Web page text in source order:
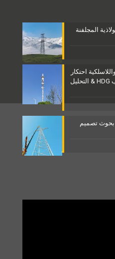
المجلفنة
احتكار
| 25م المواصفات الفنية للصلب HDG & التحليل
بحوث تصميم